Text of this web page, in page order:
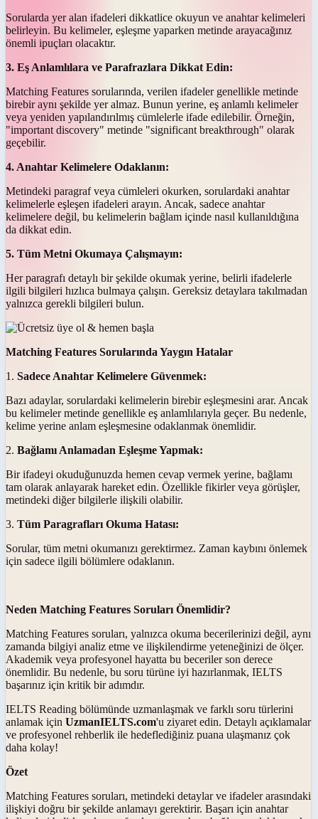
Sorularda yer alan ifadeleri dikkatlice okuyun ve anahtar kelimeleri
belirleyin. Bu kelimeler, eşleşme yaparken metinde arayacağınız
önemli ipuçları olacaktır.
3. Eş Anlamlılara ve Parafrazlara Dikkat Edin:
Matching Features sorularında, verilen ifadeler genellikle metinde
birebir aynı şekilde yer almaz. Bunun yerine, eş anlamlı kelimeler
veya yeniden yapılandırılmış cümlelerle ifade edilebilir. Örneğin,
"important discovery" metinde "significant breakthrough" olarak
geçebilir.
4. Anahtar Kelimelere Odaklanın:
Metindeki paragraf veya cümleleri okurken, sorulardaki anahtar
kelimelerle eşleşen ifadeleri arayın. Ancak, sadece anahtar
kelimelere değil, bu kelimelerin bağlam içinde nasıl kullanıldığına
da dikkat edin.
5. Tüm Metni Okumaya Çalışmayın:
Her paragrafı detaylı bir şekilde okumak yerine, belirli ifadelerle
ilgili bilgileri hızlıca bulmaya çalışın. Gereksiz detaylara takılmadan
yalnızca gerekli bilgileri bulun.
Matching Features Sorularında Yaygın Hatalar
1. Sadece Anahtar Kelimelere Güvenmek:
Bazı adaylar, sorulardaki kelimelerin birebir eşleşmesini arar. Ancak
bu kelimeler metinde genellikle eş anlamlılarıyla geçer. Bu nedenle,
kelime yerine anlam eşleşmesine odaklanmak önemlidir.
2. Bağlamı Anlamadan Eşleşme Yapmak:
Bir ifadeyi okuduğunuzda hemen cevap vermek yerine, bağlamı
tam olarak anlayarak hareket edin. Özellikle fikirler veya görüşler,
metindeki diğer bilgilerle ilişkili olabilir.
3. Tüm Paragrafları Okuma Hatası:
Sorular, tüm metni okumanızı gerektirmez. Zaman kaybını önlemek
için sadece ilgili bölümlere odaklanın.
Neden Matching Features Soruları Önemlidir?
Matching Features soruları, yalnızca okuma becerilerinizi değil, aynı
zamanda bilgiyi analiz etme ve ilişkilendirme yeteneğinizi de ölçer.
Akademik veya profesyonel hayatta bu beceriler son derece
önemlidir. Bu nedenle, bu soru türüne iyi hazırlanmak, IELTS
başarınız için kritik bir adımdır.
IELTS Reading bölümünde uzmanlaşmak ve farklı soru türlerini
anlamak için UzmanIELTS.com'u ziyaret edin. Detaylı açıklamalar
ve profesyonel rehberlik ile hedeflediğiniz puana ulaşmanız çok
daha kolay!
Özet
Matching Features soruları, metindeki detaylar ve ifadeler arasındaki
ilişkiyi doğru bir şekilde anlamayı gerektirir. Başarı için anahtar